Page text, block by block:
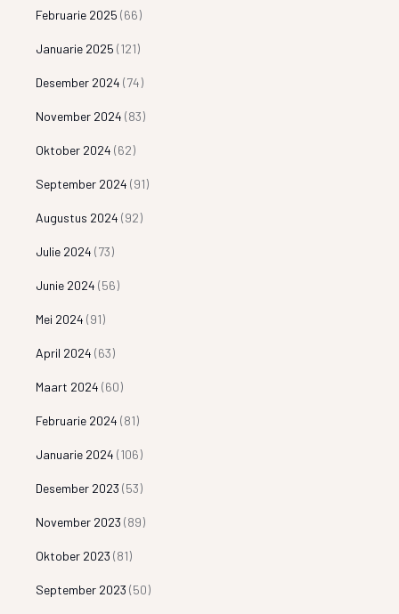
Februarie 2025 (66)
Januarie 2025 (121)
Desember 2024 (74)
November 2024 (83)
Oktober 2024 (62)
September 2024 (91)
Augustus 2024 (92)
Julie 2024 (73)
Junie 2024 (56)
Mei 2024 (91)
April 2024 (63)
Maart 2024 (60)
Februarie 2024 (81)
Januarie 2024 (106)
Desember 2023 (53)
November 2023 (89)
Oktober 2023 (81)
September 2023 (50)